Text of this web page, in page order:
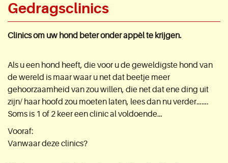
Gedragsclinics
Clinics om uw hond beter onder appèl te krijgen.
Als u een hond heeft, die voor u de geweldigste hond van
de wereld is maar waar u net dat beetje meer
gehoorzaamheid van zou willen, die net dat ene ding uit
zijn/ haar hoofd zou moeten laten, lees dan nu verder…….
Soms is 1 of 2 keer een clinic al voldoende…
Vooraf:
Vanwaar deze clinics?